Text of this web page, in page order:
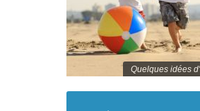
Quelques idées